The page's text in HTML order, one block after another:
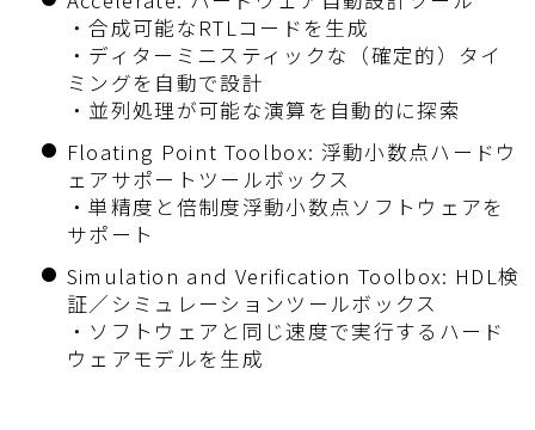
・合成可能なRTLコードを生成
・ディターミニスティックな（確定的）タイ
ミングを自動で設計
・並列処理が可能な演算を自動的に探索
Floating Point Toolbox: 浮動小数点ハードウ
ェアサポートツールボックス
・単精度と倍制度浮動小数点ソフトウェアを
サポート
Simulation and Verification Toolbox: HDL検
証／シミュレーションツールボックス
・ソフトウェアと同じ速度で実行するハード
ウェアモデルを生成